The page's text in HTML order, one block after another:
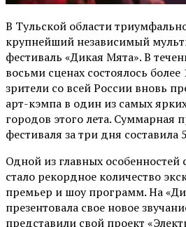
В Тульской области
крупнейший независимый
фестиваль «Дикая Мята». В
восьми сценах состоялось более
зрители со всей России вновь
арт-кэмпа в один из самых
городов этого лета. Суммарная
фестиваля за три дня составила
Одной из главных особенностей
стало рекордное количество
премьер и шоу программ. На
презентовала свое новое
представили свой проект